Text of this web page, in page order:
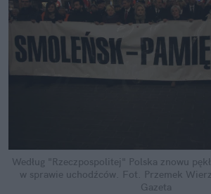
Według "Rzeczpospolitej" Polska znowu
w sprawie uchodźców. Fot. Przemek
Gazeta